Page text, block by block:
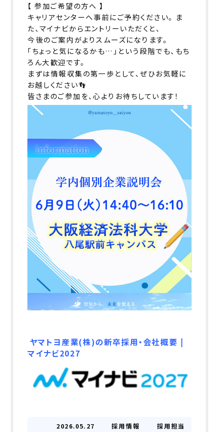
【 参加ご希望の方へ 】
キャリアセンターへ事前にご予約ください。 ま
た、マイナビからエントリーいただくと、
今後のご案内がよりスムーズになります。
「ちょっと気になるかも…」という段階でも、もち
ろん大歓迎です。
まずは情報収集の第一歩として、ぜひお気軽に
お越しください👣
皆さまのご参加を、心よりお待ちしています！
ヤマトヨ産業(株)の新卒採用・会社概要 |
マイナビ2027
2026.05.27 採用情報 採用担当